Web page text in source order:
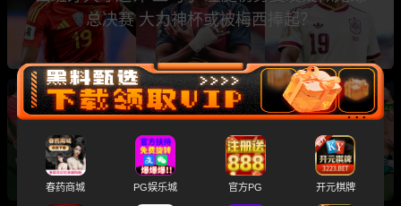
总决赛 大力神杯或被梅西捧起？
主题性下群P乱交
春药商城 PG娱乐城 官方PG 开元棋牌